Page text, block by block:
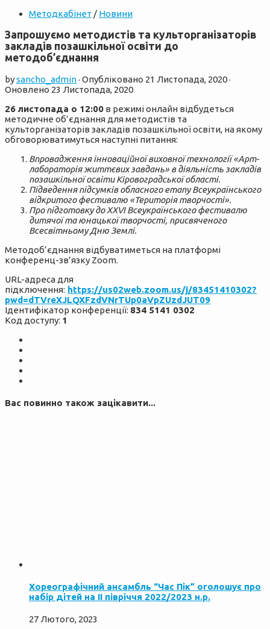
Методкабінет / Новини
Запрошуємо методистів та культорганізаторів
закладів позашкільної освіти до
методоб’єднання
bysancho_admin· Опубліковано 21 Листопада, 2020·
Оновлено 23 Листопада, 2020
26 листопада о 12:00 в режимі онлайн відбудеться
методичне об’єднання для методистів та
культорганізаторів закладів позашкільної освіти, на якому
обговорюватимуться наступні питання:
Впровадження інноваційної виховної технології «Арт-
лабораторія життєвих завдань» в діяльність закладів
позашкільної освіти Кіровоградської області.
Підведення підсумків обласного етапу Всеукраїнського
відкритого фестивалю «Територія творчості».
Про підготовку до ХХVI Всеукраїнського фестивалю
дитячої та юнацької творчості, присвяченого
Всесвітньому Дню Землі.
Методоб’єднання відбуватиметься на платформі
конференц-зв’язку Zoom.
URL-адреса для
підключення: https://us02web.zoom.us/j/83451410302?
pwd=dTVreXJLQXFzdVNrTUp0aVpZUzdJUT09
Ідентифікатор конференції: 834 5141 0302
Код доступy: 1
Вас повинно також зацікавити...
Хореографічний ансамбль “Час Пік” оголошує про
набір дітей на ІІ півріччя 2022/2023 н.р.
27 Лютого, 2023